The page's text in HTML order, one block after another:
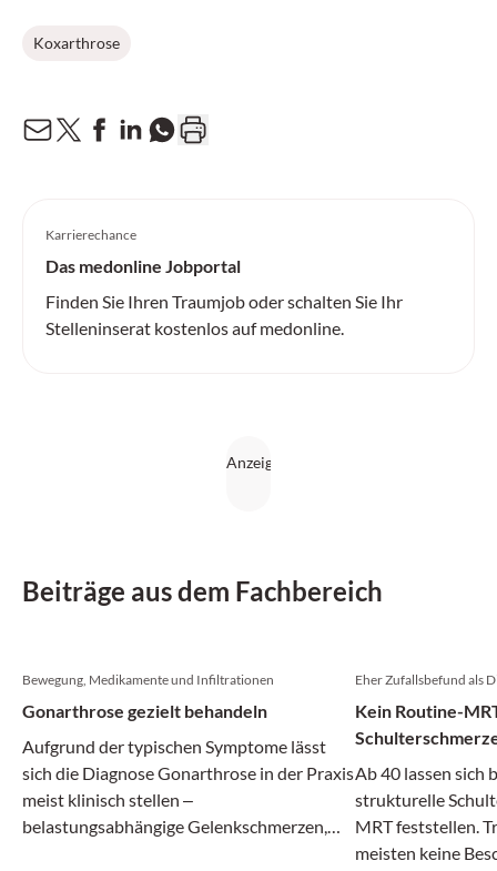
Koxarthrose
Karrierechance
Das medonline Jobportal
Finden Sie Ihren Traumjob oder schalten Sie Ihr
Stelleninserat kostenlos auf medonline.
Beiträge aus dem Fachbereich
Bewegung, Medikamente und Infiltrationen
Gonarthrose gezielt behandeln
Aufgrund der typischen Symptome lässt
sich die Diagnose Gonarthrose in der Praxis
meist klinisch stellen ‒
belastungsabhängige Gelenkschmerzen,
Eher Zufallsbefund als
Kein Routine-
Ab 40 lassen sich
strukturelle
MRT feststellen.
meisten keine